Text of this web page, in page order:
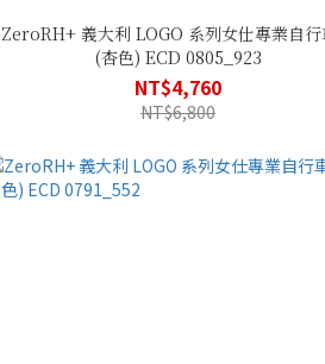
ZeroRH+ 義大利 LOGO 系列女仕專業自
(杏色) ECD 0805_923
NT$4,760
NT$6,800